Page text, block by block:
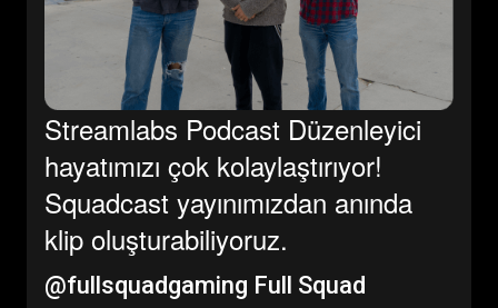
Streamlabs Podcast Düzenleyici
hayatımızı çok kolaylaştırıyor!
Squadcast yayınımızdan anında
klip oluşturabiliyoruz.
@fullsquadgaming Full Squad